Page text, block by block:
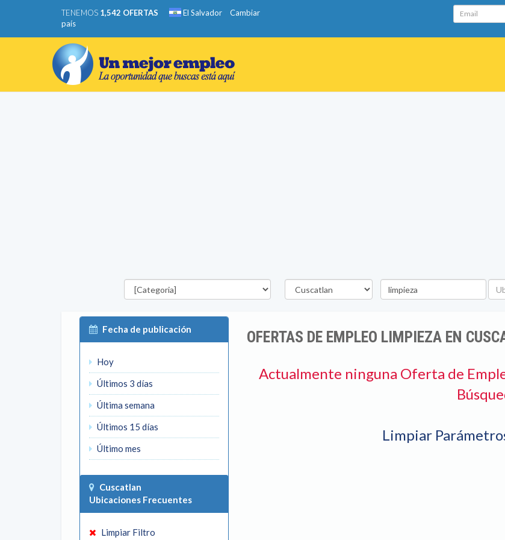
TENEMOS 1,542 OFERTAS El Salvador
Cambiar
país
Email
Categorías Departamento
Palabra
clave
Fecha de publicación
Hoy
Últimos 3 días
Última semana
Últimos 15 días
Último mes
Cuscatlan
Ubicaciones Frecuentes
Limpiar Filtro
OFERTAS DE EMPLEO LIMPIEZA EN
Actualmente ninguna Oferta de
Limpiar